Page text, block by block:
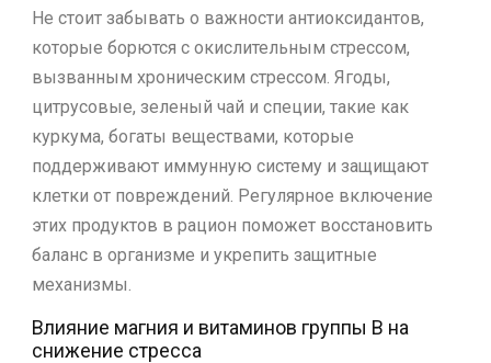
Не стоит забывать о важности антиоксидантов,
которые борются с окислительным стрессом,
вызванным хроническим стрессом. Ягоды,
цитрусовые, зеленый чай и специи, такие как
куркума, богаты веществами, которые
поддерживают иммунную систему и защищают
клетки от повреждений. Регулярное включение
этих продуктов в рацион поможет восстановить
баланс в организме и укрепить защитные
механизмы.
Влияние магния и витаминов группы B на
снижение стресса